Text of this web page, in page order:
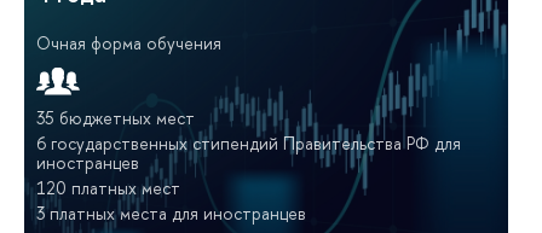
Очная форма обучения
35 бюджетных мест
6 государственных стипендий Правительства РФ для
иностранцев
120 платных мест
3 платных места для иностранцев